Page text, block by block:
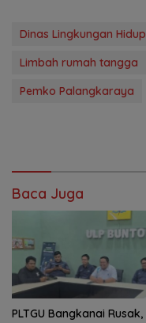
Dinas Lingkungan Hidup
Limbah rumah tangga
Pemko Palangkaraya
Baca Juga
PLTGU Bangkanai Rusak,